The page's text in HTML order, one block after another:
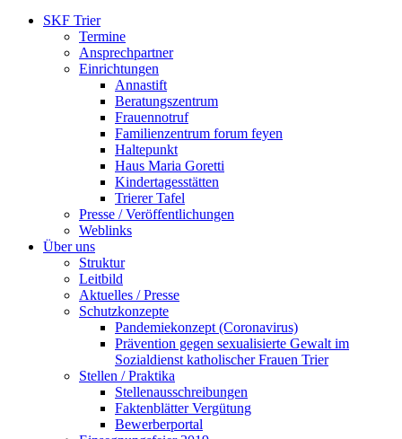
SKF Trier
Termine
Ansprechpartner
Einrichtungen
Annastift
Beratungszentrum
Frauennotruf
Familienzentrum forum feyen
Haltepunkt
Haus Maria Goretti
Kindertagesstätten
Trierer Tafel
Presse / Veröffentlichungen
Weblinks
Über uns
Struktur
Leitbild
Aktuelles / Presse
Schutzkonzepte
Pandemiekonzept (Coronavirus)
Prävention gegen sexualisierte Gewalt im
Sozialdienst katholischer Frauen Trier
Stellen / Praktika
Stellenausschreibungen
Faktenblätter Vergütung
Bewerberportal